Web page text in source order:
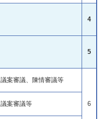
4
5
議案審議、陳情審議等
6
議案審議等